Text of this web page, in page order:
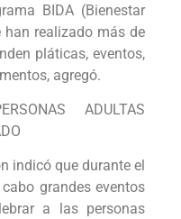
BIDA (Bienestar
realizado más de
pláticas, eventos,
agregó.
ADULTAS
indicó que durante el
grandes eventos
a las personas